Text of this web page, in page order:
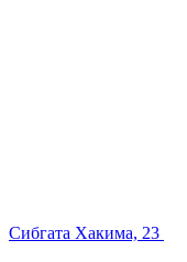
Сибгата Хакима, 23